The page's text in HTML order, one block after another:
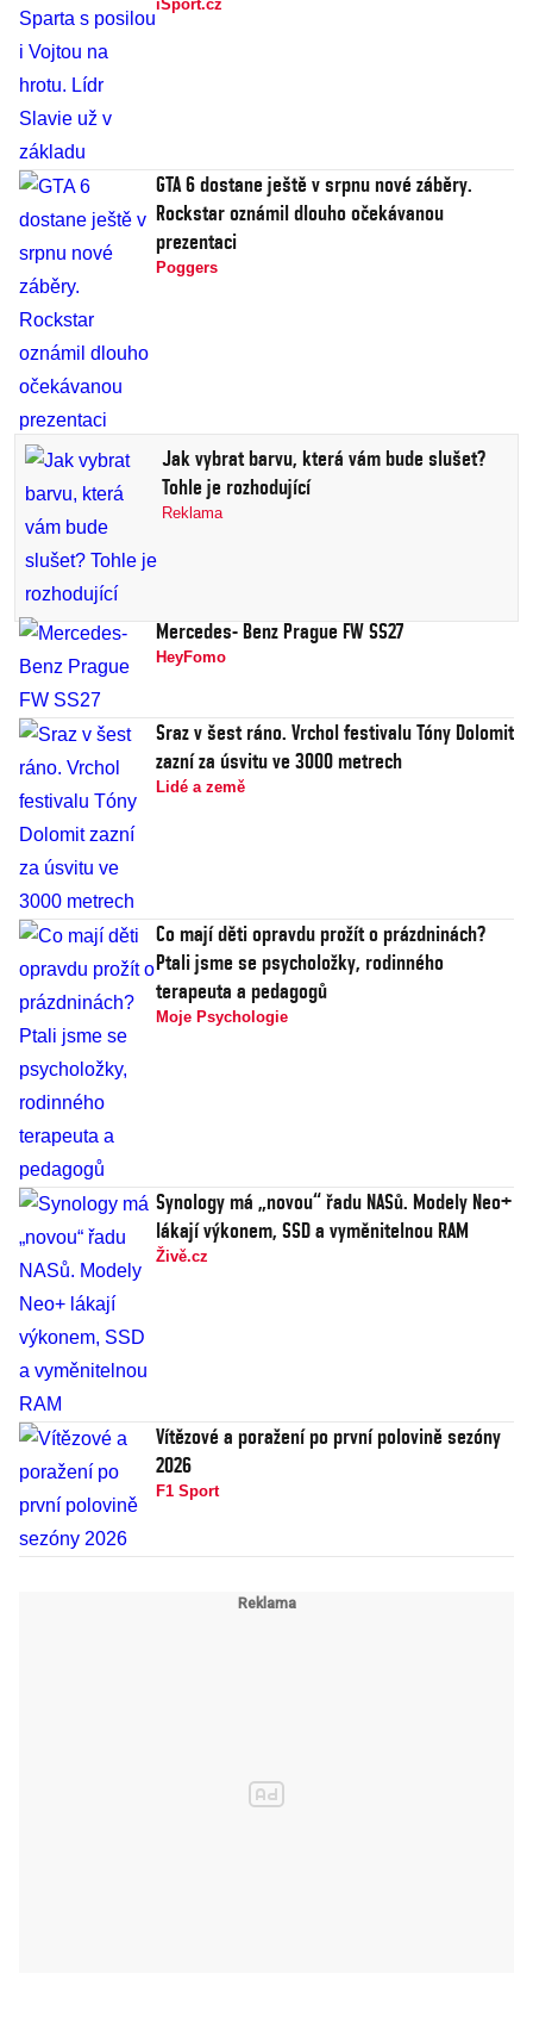
iSport.cz
GTA 6 dostane ještě v srpnu nové záběry.
Rockstar oznámil dlouho očekávanou
prezentaci
Poggers
Jak vybrat barvu, která vám bude slušet?
Tohle je rozhodující
Reklama
Mercedes- Benz Prague FW SS27
HeyFomo
Sraz v šest ráno. Vrchol festivalu Tóny Dolomit
zazní za úsvitu ve 3000 metrech
Lidé a země
Co mají děti opravdu prožít o prázdninách?
Ptali jsme se psycholožky, rodinného
terapeuta a pedagogů
Moje Psychologie
Synology má „novou“ řadu NASů. Modely Neo+
lákají výkonem, SSD a vyměnitelnou RAM
Živě.cz
Vítězové a poražení po první polovině sezóny
2026
F1 Sport